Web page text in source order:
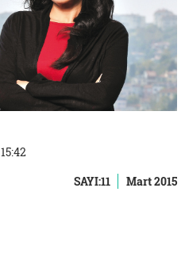
15:42
SAYI:11 Mart 2015